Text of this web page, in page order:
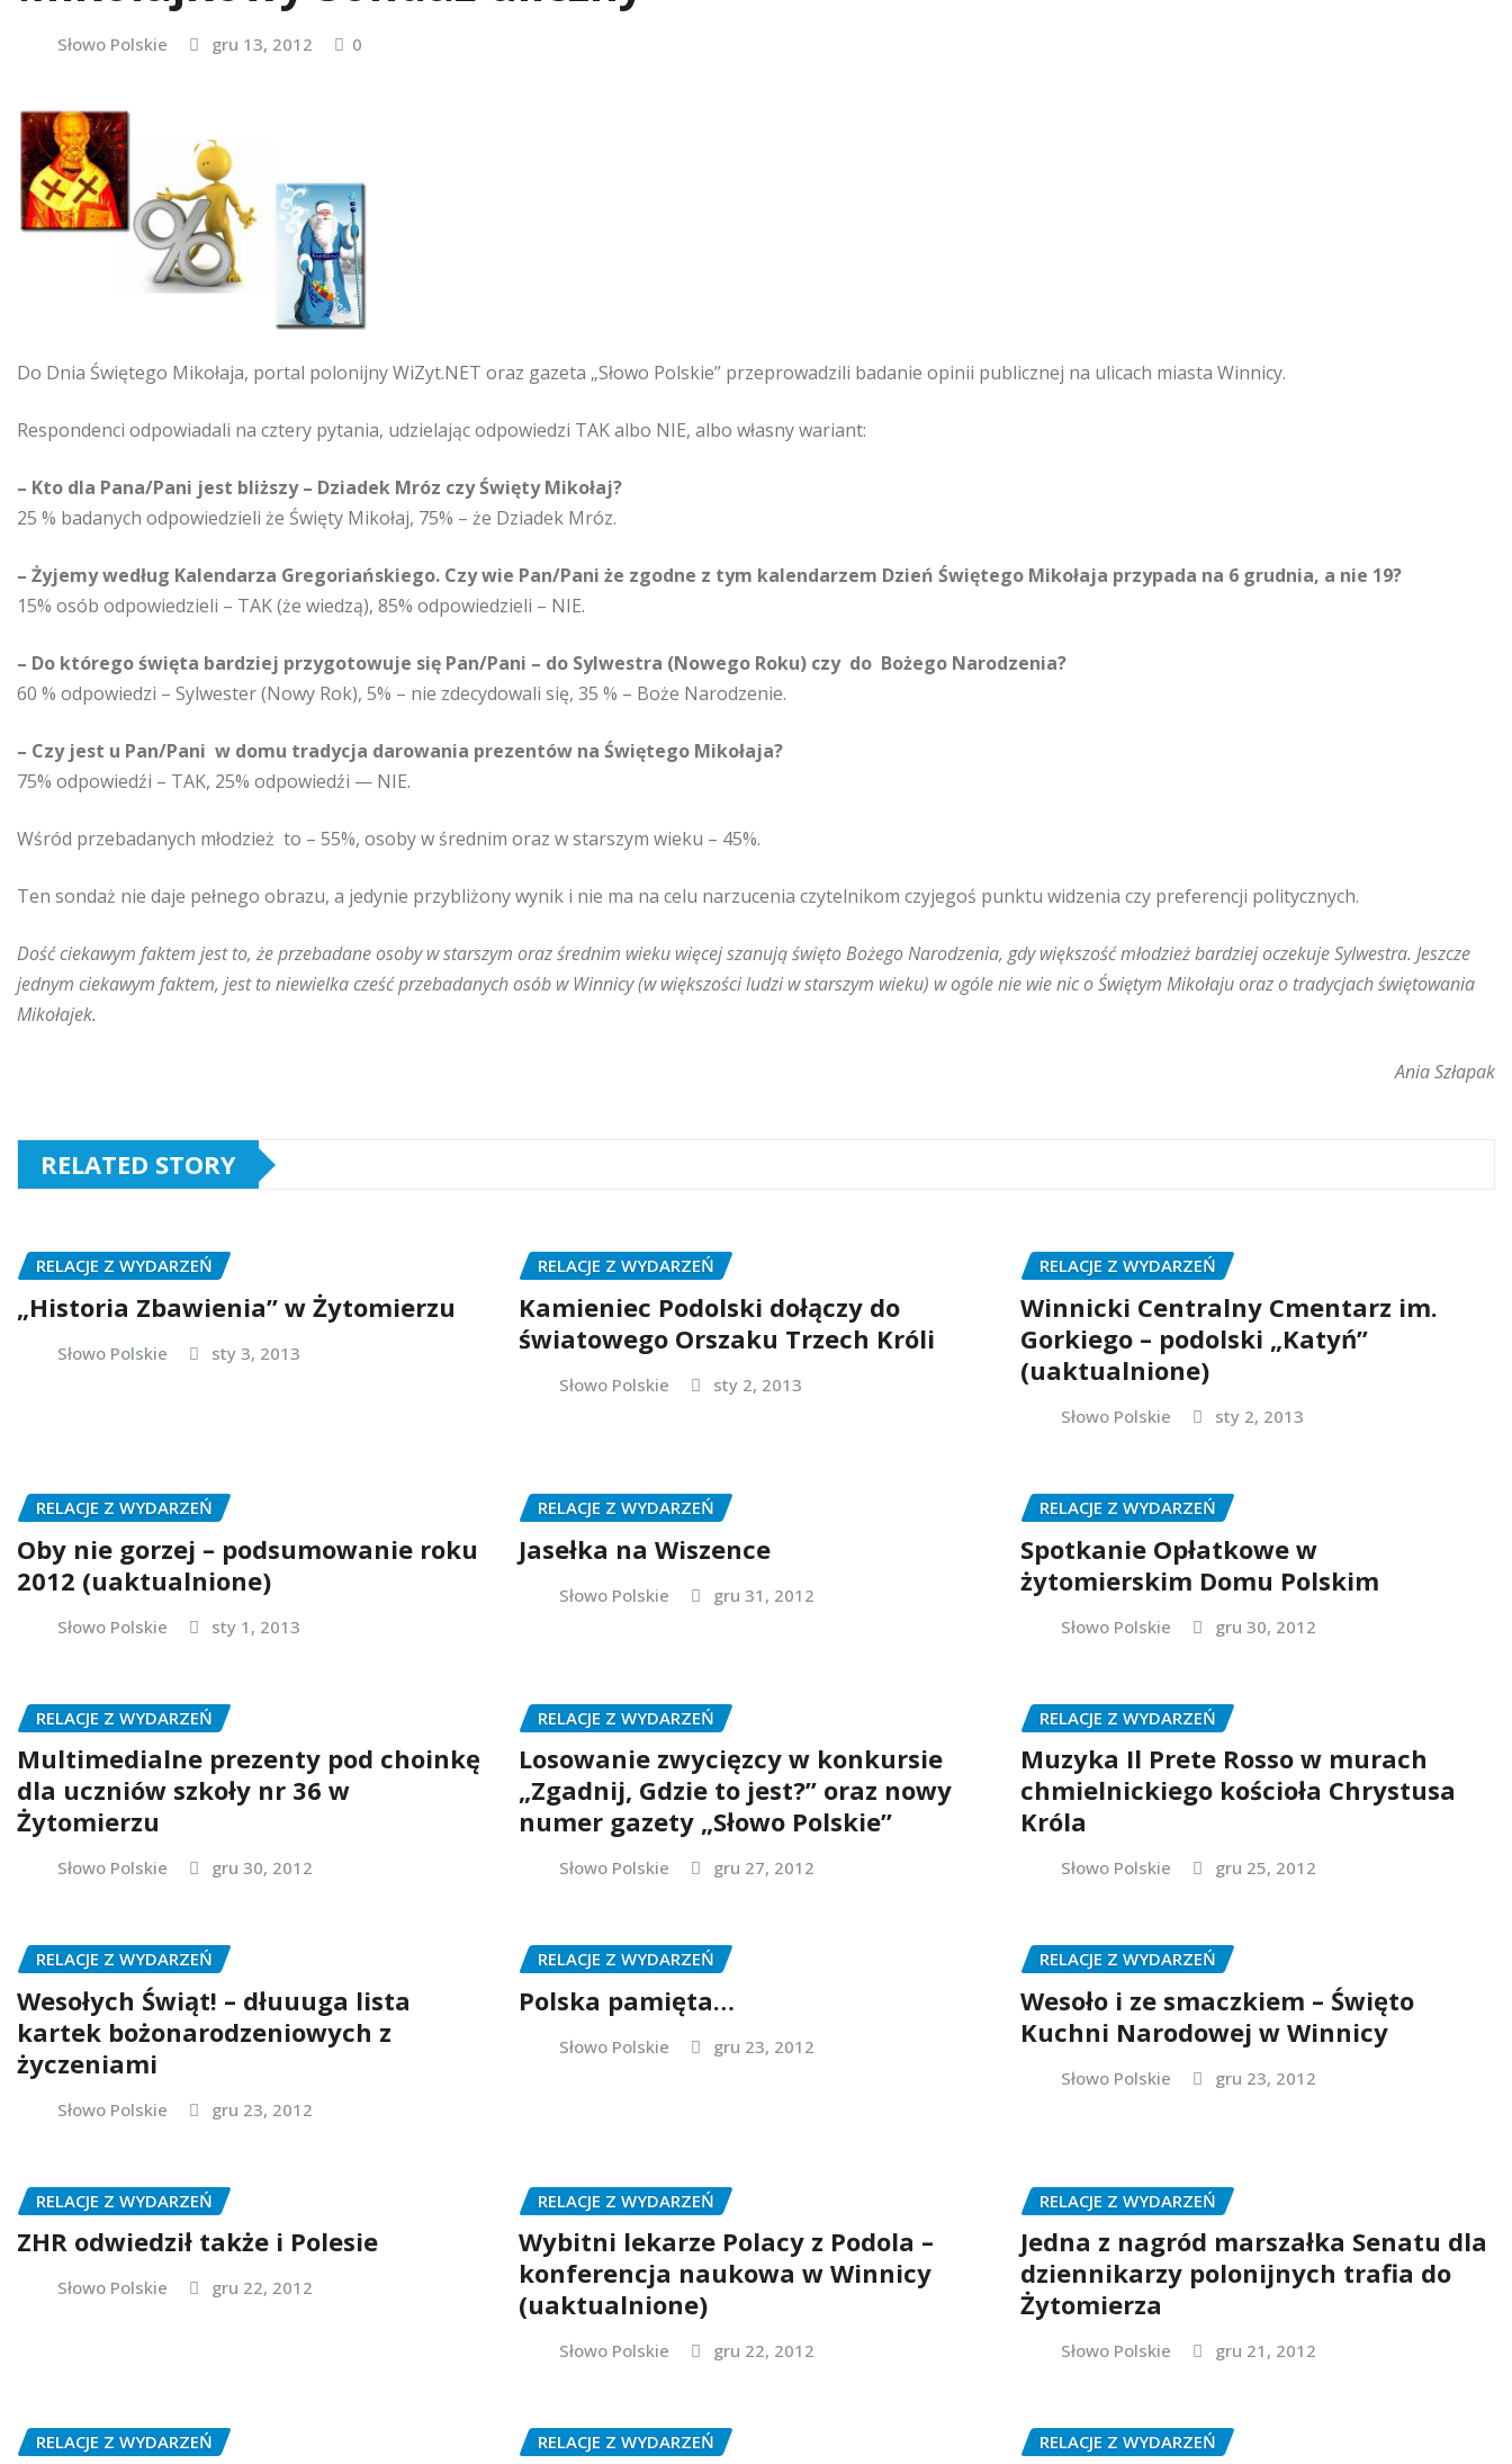
Słowo Polskie gru 13, 2012 0
Do Dnia Świętego Mikołaja, portal polonijny WiZyt.NET oraz gazeta „Słowo Polskie” przeprowadzili badanie opinii publicznej na ulicach miasta Winnicy.
Respondenci odpowiadali na cztery pytania, udzielając odpowiedzi TAK albo NIE, albo własny wariant:
– Kto dla Pana/Pani jest bliższy – Dziadek Mróz czy Święty Mikołaj?
25 % badanych odpowiedzieli że Święty Mikołaj, 75% – że Dziadek Mróz.
– Żyjemy według Kalendarza Gregoriańskiego. Czy wie Pan/Pani że zgodne z tym kalendarzem Dzień Świętego Mikołaja przypada na 6 grudnia, a nie 19?
15% osób odpowiedzieli – TAK (że wiedzą), 85% odpowiedzieli – NIE.
– Do którego święta bardziej przygotowuje się Pan/Pani – do Sylwestra (Nowego Roku) czy do Bożego Narodzenia?
60 % odpowiedzi – Sylwester (Nowy Rok), 5% – nie zdecydowali się, 35 % – Boże Narodzenie.
– Czy jest u Pan/Pani w domu tradycja darowania prezentów na Świętego Mikołaja?
75% odpowiedźi – TAK, 25% odpowiedźi — NIE.
Wśród przebadanych młodzież to – 55%, osoby w średnim oraz w starszym wieku – 45%.
Ten sondaż nie daje pełnego obrazu, a jedynie przybliżony wynik i nie ma na celu narzucenia czytelnikom czyjegoś punktu widzenia czy preferencji politycznych.
Dość ciekawym faktem jest to, że przebadane osoby w starszym oraz średnim wieku więcej szanują święto Bożego Narodzenia, gdy większość młodzież bardziej oczekuje Sylwestra. Jeszcze
jednym ciekawym faktem, jest to niewielka cześć przebadanych osób w Winnicy (w większości ludzi w starszym wieku) w ogóle nie wie nic o Świętym Mikołaju oraz o tradycjach świętowania
Mikołajek.
Ania Szłapak
RELATED STORY
RELACJE Z WYDARZEŃ
„Historia Zbawienia” w Żytomierzu
Słowo Polskie sty 3, 2013
RELACJE Z WYDARZEŃ
Kamieniec Podolski dołączy do
światowego Orszaku Trzech Króli
Słowo Polskie sty 2, 2013
RELACJE Z WYDARZEŃ
Winnicki Centralny Cmentarz im.
Gorkiego – podolski „Katyń”
(uaktualnione)
Słowo Polskie sty 2, 2013
RELACJE Z WYDARZEŃ
Oby nie gorzej – podsumowanie roku
2012 (uaktualnione)
Słowo Polskie sty 1, 2013
RELACJE Z WYDARZEŃ
Jasełka na Wiszence
Słowo Polskie gru 31, 2012
RELACJE Z WYDARZEŃ
Spotkanie Opłatkowe w
żytomierskim Domu Polskim
Słowo Polskie gru 30, 2012
RELACJE Z WYDARZEŃ
Multimedialne prezenty pod choinkę
dla uczniów szkoły nr 36 w
Żytomierzu
Słowo Polskie gru 30, 2012
RELACJE Z WYDARZEŃ
Losowanie zwycięzcy w konkursie
„Zgadnij, Gdzie to jest?” oraz nowy
numer gazety „Słowo Polskie”
Słowo Polskie gru 27, 2012
RELACJE Z WYDARZEŃ
Muzyka Il Prete Rosso w murach
chmielnickiego kościoła Chrystusa
Króla
Słowo Polskie gru 25, 2012
RELACJE Z WYDARZEŃ
Wesołych Świąt! – dłuuuga lista
kartek bożonarodzeniowych z
życzeniami
Słowo Polskie gru 23, 2012
RELACJE Z WYDARZEŃ
Polska pamięta…
Słowo Polskie gru 23, 2012
RELACJE Z WYDARZEŃ
Wesoło i ze smaczkiem – Święto
Kuchni Narodowej w Winnicy
Słowo Polskie gru 23, 2012
RELACJE Z WYDARZEŃ
ZHR odwiedził także i Polesie
Słowo Polskie gru 22, 2012
RELACJE Z WYDARZEŃ
Wybitni lekarze Polacy z Podola –
konferencja naukowa w Winnicy
(uaktualnione)
Słowo Polskie gru 22, 2012
RELACJE Z WYDARZEŃ
Jedna z nagród marszałka Senatu dla
dziennikarzy polonijnych trafia do
Żytomierza
Słowo Polskie gru 21, 2012
RELACJE Z WYDARZEŃ RELACJE Z WYDARZEŃ RELACJE Z WYDARZEŃ